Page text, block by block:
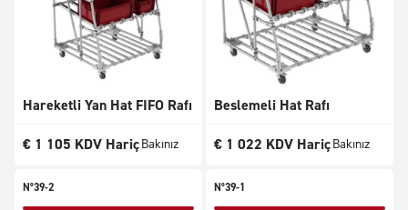
Hareketli Yan Hat FIFO Rafı
€ 1 105 KDV HariçBakınız
Beslemeli Hat Rafı
€ 1 022 KDV HariçBakınız
N°39-2 N°39-1